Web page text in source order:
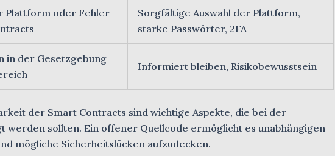
Plattform oder Fehler
Sorgfältige Auswahl der Plattform,
starke Passwörter, 2FA
in der Gesetzgebung
Informiert bleiben, Risikobewusstsein
der Smart Contracts sind wichtige Aspekte, die bei der
werden sollten. Ein offener Quellcode ermöglicht es unabhängigen
mögliche Sicherheitslücken aufzudecken.